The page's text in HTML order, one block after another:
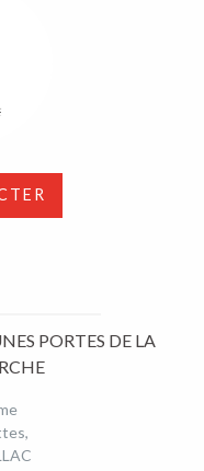
PORTES DE LA